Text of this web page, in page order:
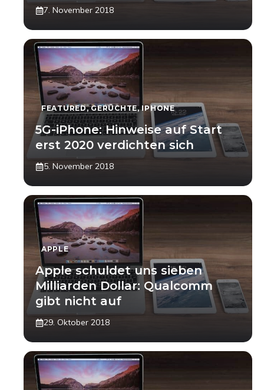
7. November 2018
FEATURED,GERÜCHTE,IPHONE
5G-iPhone: Hinweise auf Start
erst 2020 verdichten sich
5. November 2018
APPLE
Apple schuldet uns sieben
Milliarden Dollar: Qualcomm
gibt nicht auf
29. Oktober 2018